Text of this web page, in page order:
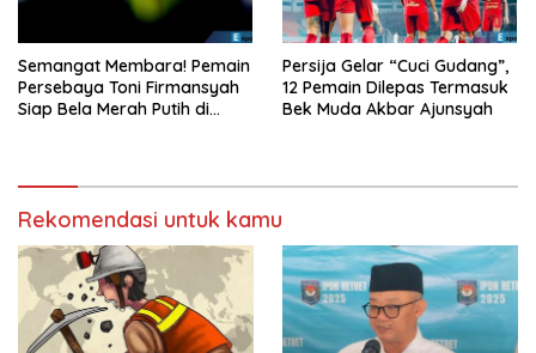
Semangat Membara! Pemain
Persebaya Toni Firmansyah
Siap Bela Merah Putih di
Persija Gelar “Cuci Gudang”,
12 Pemain Dilepas Termasuk
Bek Muda Akbar Ajunsyah
Rekomendasi untuk kamu